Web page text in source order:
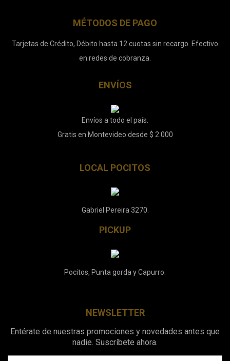
MÉTODOS DE PAGO
Tarjetas de Crédito, Débito hasta 12 cuotas sin recargo. Efectivo
en redes de cobranza.
ENVÍOS
Envíos a todo el país.
Gratis en Montevideo desde $ 2.000
LOCAL POCITOS
Gabriel Pereira 3270.
PICKUP
Pocitos, Punta gorda y Capurro.
NEWSLETTER
Entérate de nuestras promociones y novedades antes que
nadie. Suscríbete ahora.